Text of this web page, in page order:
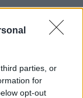
parties, or
for
opt-out